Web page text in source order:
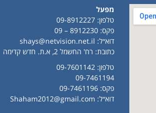
מפעל
טלפון:09-8912227
פקס: 8912230 – 09
דוא״ל: shays@netvision.net.il
כתובת: רח' החשמל 2, א.ת. חדש קדימה
טלפון:09-7601142
09-7461194
פקס: 09-7461196
דוא״ל: Shaham2012@gmail.com